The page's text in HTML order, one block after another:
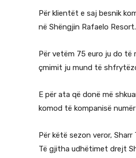
Për klientët e saj besnik
në Shëngjin Rafaelo Resort.
Për vetëm 75 euro ju do të
çmimit ju mund të
E për ata që donë më
komod të kompanisë
Për këtë sezon veror,
Të gjitha udhëtimet drejt